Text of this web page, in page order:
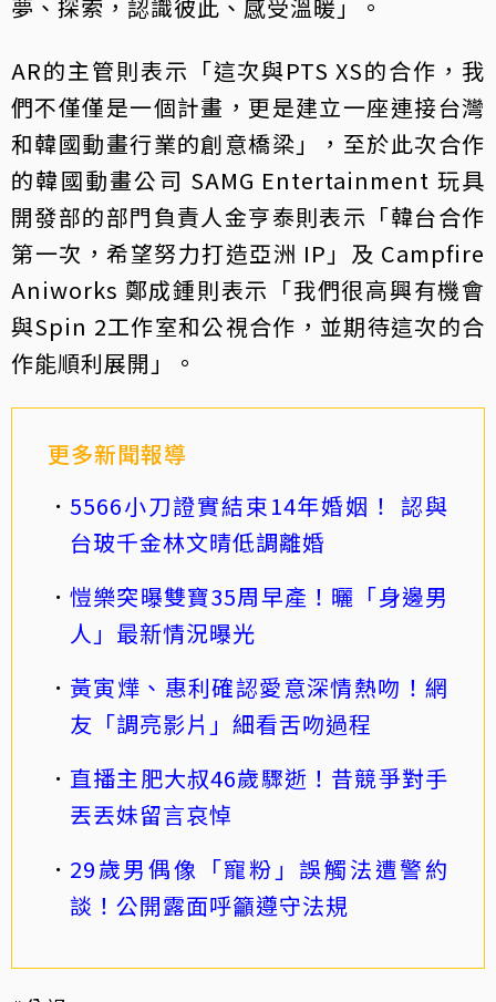
夢、探索，認識彼此、感受溫暖」。
AR的主管則表示「這次與PTS XS的合作，我
們不僅僅是一個計畫，更是建立一座連接台灣
和韓國動畫行業的創意橋梁」，至於此次合作
的韓國動畫公司 SAMG Entertainment 玩具
開發部的部門負責人金亨泰則表示「韓台合作
第一次，希望努力打造亞洲 IP」及 Campfire
Aniworks 鄭成鍾則表示「我們很高興有機會
與Spin 2工作室和公視合作，並期待這次的合
作能順利展開」。
更多新聞報導
5566小刀證實結束14年婚姻！ 認與
台玻千金林文晴低調離婚
愷樂突曝雙寶35周早產！曬「身邊男
人」最新情況曝光
黃寅燁、惠利確認愛意深情熱吻！網
友「調亮影片」細看舌吻過程
直播主肥大叔46歲驟逝！昔競爭對手
丟丟妹留言哀悼
29歲男偶像「寵粉」誤觸法遭警約
談！公開露面呼籲遵守法規